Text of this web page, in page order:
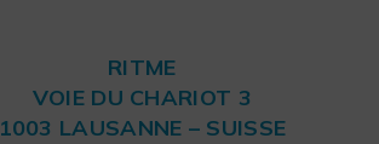
RITME
VOIE DU CHARIOT 3
1003 LAUSANNE – SUISSE